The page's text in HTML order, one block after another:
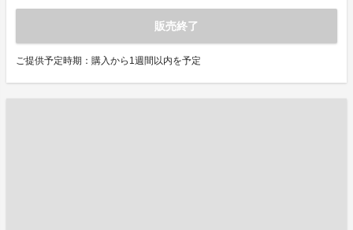
販売終了
ご提供予定時期：購入から1週間以内を予定